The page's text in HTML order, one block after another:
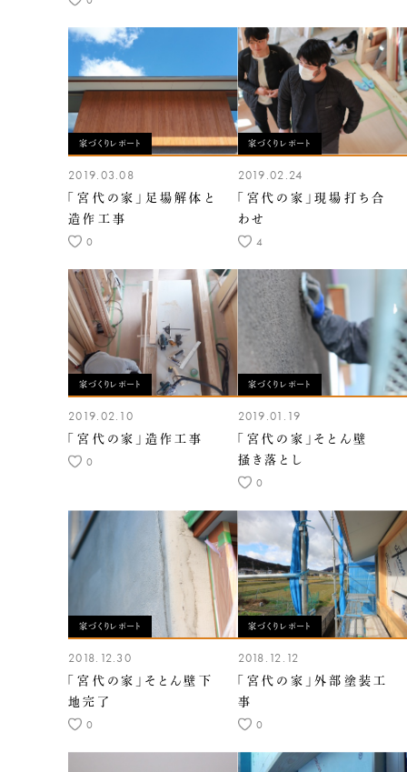
家づくりレポート
2019.03.08
「宮代の家」足場解体と
造作工事
0
家づくりレポート
2019.02.24
「宮代の家」現場打ち合
わせ
4
家づくりレポート
2019.02.10
「宮代の家」造作工事
0
家づくりレポート
2019.01.19
「宮代の家」そとん壁
掻き落とし
0
家づくりレポート
2018.12.30
「宮代の家」そとん壁下
地完了
0
家づくりレポート
2018.12.12
「宮代の家」外部塗装工
事
0